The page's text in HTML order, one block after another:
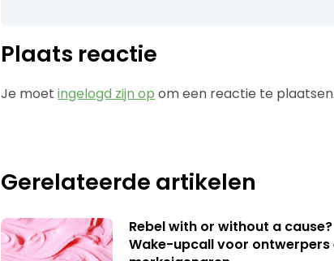
Plaats reactie
Je moetingelogd zijn op om een reactie te plaatsen.
Gerelateerde artikelen
Rebel with or without a cause?
Wake-upcall voor ontwerpers